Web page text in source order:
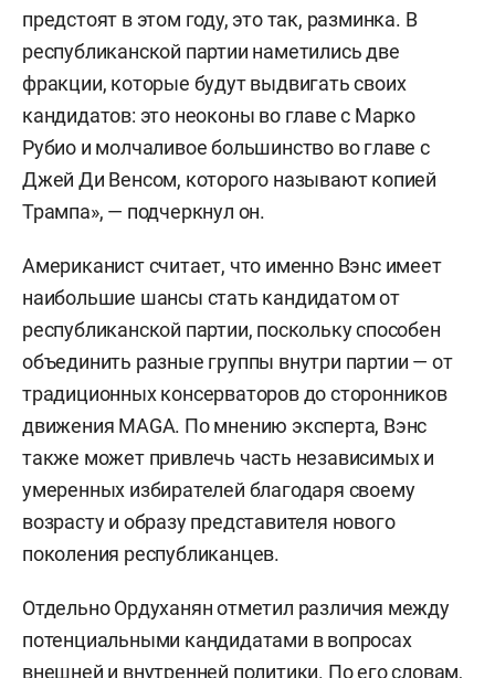
предстоят в этом году, это так, разминка. В
республиканской партии наметились две
фракции, которые будут выдвигать своих
кандидатов: это неоконы во главе с Марко
Рубио и молчаливое большинство во главе с
Джей Ди Венсом, которого называют копией
Трампа», — подчеркнул он.
Американист считает, что именно Вэнс имеет
наибольшие шансы стать кандидатом от
республиканской партии, поскольку способен
объединить разные группы внутри партии — от
традиционных консерваторов до сторонников
движения MAGA. По мнению эксперта, Вэнс
также может привлечь часть независимых и
умеренных избирателей благодаря своему
возрасту и образу представителя нового
поколения республиканцев.
Отдельно Ордуханян отметил различия между
потенциальными кандидатами в вопросах
внешней и внутренней политики. По его словам,